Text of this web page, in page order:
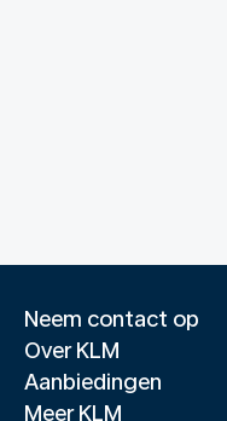
Neem contact op
Over KLM
Aanbiedingen
Meer KLM